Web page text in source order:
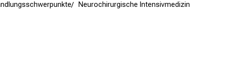
Neurochirurgische Intensivmedizin